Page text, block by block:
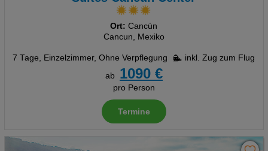
Ort: Cancún
Cancun, Mexiko
7 Tage, Einzelzimmer, Ohne Verpflegung
inkl. Zug zum Flug
ab
1090 €
pro Person
Termine